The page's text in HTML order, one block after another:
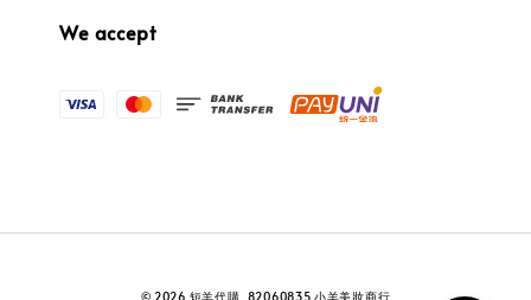
We accept
© 2026 短羊代購. 82060835 小羊美妝商行